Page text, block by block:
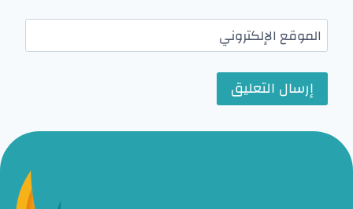
الموقع الإلكتروني